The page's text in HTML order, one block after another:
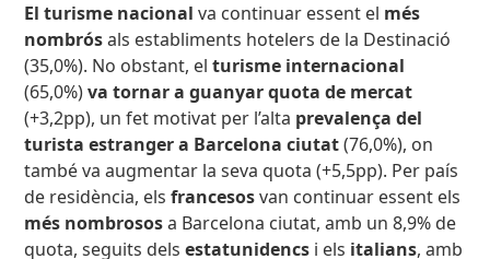
El turisme nacional va continuar essent el més
nombrósals establiments hotelers de la Destinació
(35,0%). No obstant, elturisme internacional
(65,0%)va tornar a guanyar quota de mercat
(+3,2pp), un fet motivat per l’alta prevalença del
turista estranger a Barcelona ciutat(76,0%), on
també va augmentar la seva quota (+5,5pp). Per país
de residència, els francesosvan continuar essent els
més nombrososa Barcelona ciutat, amb un 8,9% de
quota, seguits dels estatunidencs i els italians, amb